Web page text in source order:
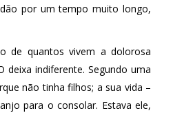
por um tempo muito longo,
de quantos vivem a dolorosa
indiferente. Segundo uma
não tinha filhos; a sua vida –
para o consolar. Estava ele,